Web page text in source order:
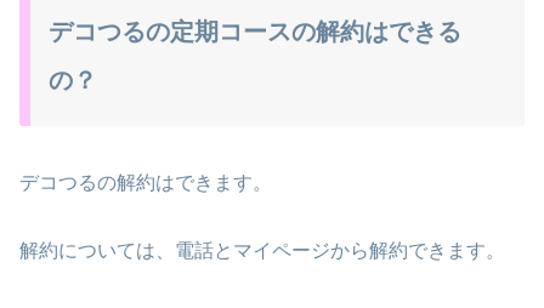
デコつるの定期コースの解約はできる
の？
デコつるの解約はできます。
解約については、電話とマイページから解約できます。